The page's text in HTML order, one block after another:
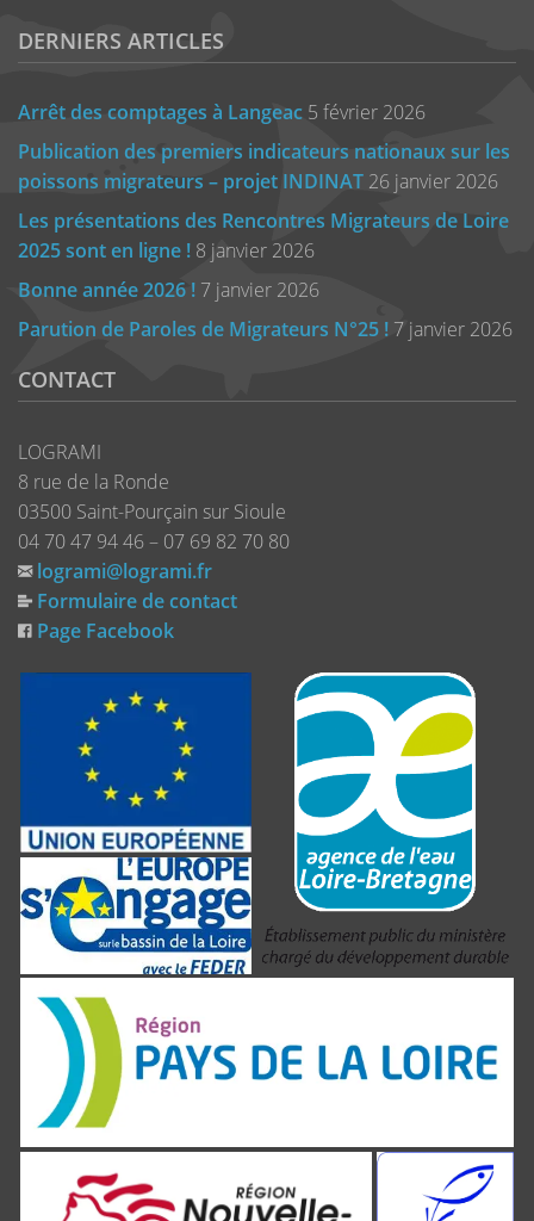
DERNIERS ARTICLES
Arrêt des comptages à Langeac 5 février 2026
Publication des premiers indicateurs nationaux sur les
poissons migrateurs – projet INDINAT 26 janvier 2026
Les présentations des Rencontres Migrateurs de Loire
2025 sont en ligne ! 8 janvier 2026
Bonne année 2026 ! 7 janvier 2026
Parution de Paroles de Migrateurs N°25 ! 7 janvier 2026
CONTACT
LOGRAMI
8 rue de la Ronde
03500 Saint-Pourçain sur Sioule
04 70 47 94 46 – 07 69 82 70 80
logrami@logrami.fr
Formulaire de contact
Page Facebook